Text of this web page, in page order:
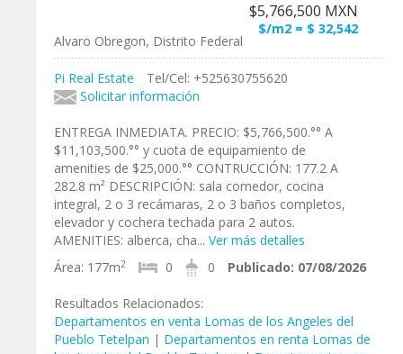
$5,766,500 MXN
$/m2 = $ 32,542
Alvaro Obregon, Distrito Federal
Pi Real Estate
Tel/Cel: +525630755620
Solicitar información
ENTREGA INMEDIATA. PRECIO: $5,766,500.°° A
$11,103,500.°° y cuota de equipamiento de
amenities de $25,000.°° CONTRUCCIÓN: 177.2 A
282.8 m² DESCRIPCIÓN: sala comedor, cocina
integral, 2 o 3 recámaras, 2 o 3 baños completos,
elevador y cochera techada para 2 autos.
AMENITIES: alberca, cha... Ver más detalles
Área: 177m2 0 0 Publicado: 07/08/2026
Resultados Relacionados:
Departamentos en venta Lomas de los Angeles del
Pueblo Tetelpan | Departamentos en renta Lomas de